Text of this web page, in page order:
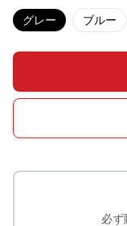
グレー ブルー
必ず